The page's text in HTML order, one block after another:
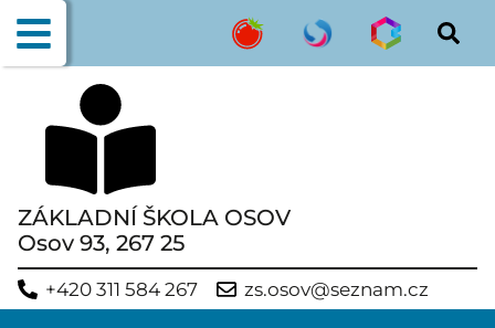
ZÁKLADNÍ ŠKOLA OSOV
Osov 93, 267 25
+420 311 584 267 zs.osov@seznam.cz